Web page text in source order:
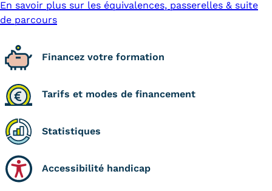
En savoir plus sur les équivalences, passerelles & suite
de parcours
Financez votre formation
Tarifs et modes de financement
Statistiques
Accessibilité handicap